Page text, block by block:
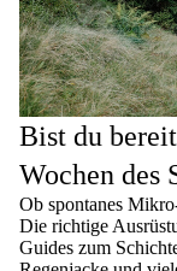
Bist du
Wochen des
Ob spontanes
Die richtige
Guides zum